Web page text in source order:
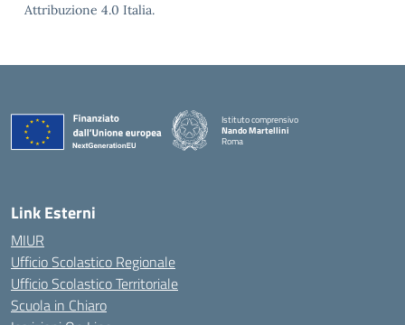
Attribuzione 4.0 Italia.
Istituto comprensivo
Nando Martellini
Roma
Link Esterni
MIUR
Ufficio Scolastico Regionale
Ufficio Scolastico Territoriale
Scuola in Chiaro